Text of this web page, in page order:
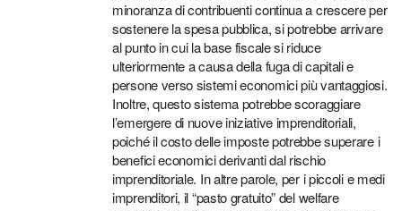
minoranza di contribuenti continua a crescere per
sostenere la spesa pubblica, si potrebbe arrivare
al punto in cui la base fiscale si riduce
ulteriormente a causa della fuga di capitali e
persone verso sistemi economici più vantaggiosi.
Inoltre, questo sistema potrebbe scoraggiare
l’emergere di nuove iniziative imprenditoriali,
poiché il costo delle imposte potrebbe superare i
benefici economici derivanti dal rischio
imprenditoriale. In altre parole, per i piccoli e medi
imprenditori, il “pasto gratuito” del welfare